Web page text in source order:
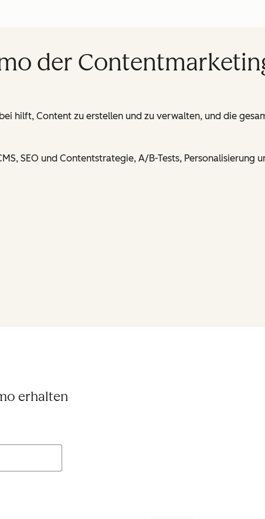
der
hilft, Content zu erstellen und zu verwalten, und die
SEO und Contentstrategie, A/B-Tests, Personalisierung
erhalten